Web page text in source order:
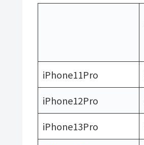
iPhone11Pro
iPhone12Pro
iPhone13Pro